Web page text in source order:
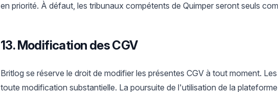
en priorité. À défaut, les tribunaux compétents de Quimper seront seuls
13. Modification des CGV
Britlog se réserve le droit de modifier les présentes CGV à tout moment.
toute modification substantielle. La poursuite de l'utilisation de la